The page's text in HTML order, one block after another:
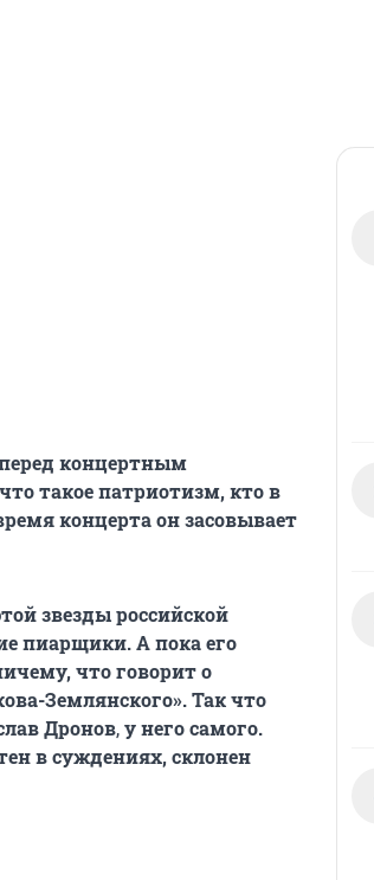
концертным
такое патриотизм, кто в
концерта он засовывает
звезды российской
пиарщики. А пока его
что говорит о
Землянского». Так что
Дронов,у него самого.
в суждениях, склонен